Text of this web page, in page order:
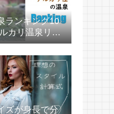
ランキング10
カリ温泉リス
ズが身長で分